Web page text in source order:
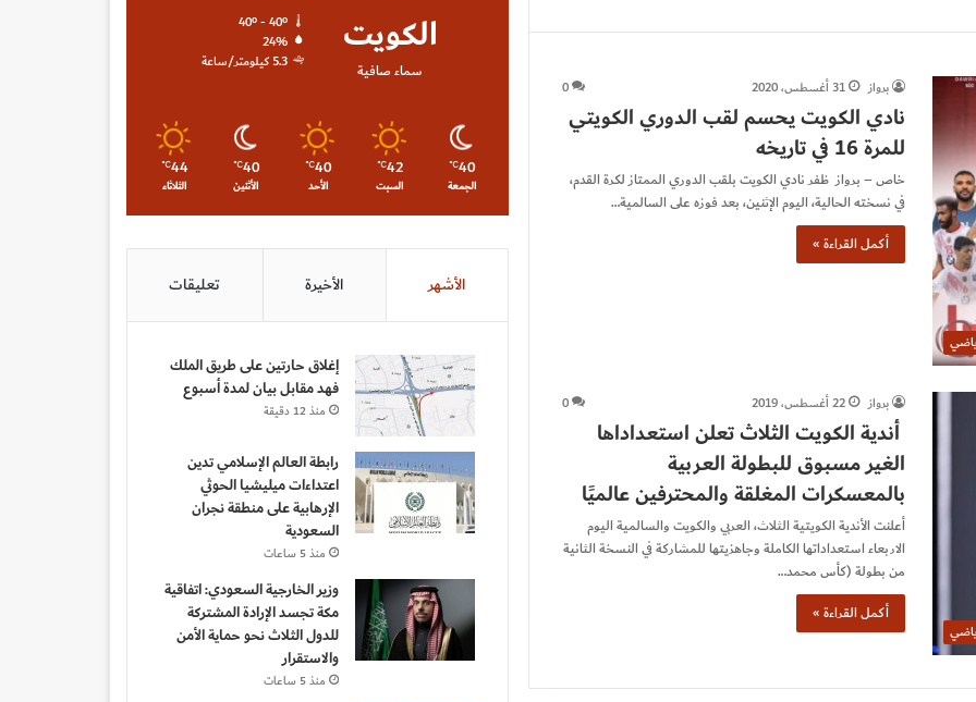
برواز 31 أغسطس، 2020 0
نادي الكويت يحسم لقب الدوري الكويتي
للمرة 16 في تاريخه
خاص – برواز ظفر نادي الكويت بلقب الدوري الممتاز لكرة القدم،
في نسخته الحالية، اليوم الإثنين، بعد فوزه على السالمية…
أكمل القراءة »
برواز 22 أغسطس، 2019 0
أندية الكويت الثلاث تعلن استعداداها
الغير مسبوق للبطولة العربية
بالمعسكرات المغلقة والمحترفين عالميًا
أعلنت الأندية الكويتية الثلاث، العربي والكويت والسالمية اليوم
الاربعاء استعداداتها الكاملة وجاهزيتها للمشاركة في النسخة الثانية
من بطولة (كأس محمد…
أكمل القراءة »
الكويت
سماء صافية
40º - 40º
24%
5.3 كيلومتر/ساعة
40
℃
الجمعة
42
℃
السبت
40
℃
الأحد
40
℃
الأثنين
44
℃
الثلاثاء
الأشهر الأخيرة تعليقات
إغلاق حارتين على طريق الملك
فهد مقابل بيان لمدة أسبوع
منذ 12 دقيقة
رابطة العالم الإسلامي تدين
اعتداءات ميليشيا الحوثي
الإرهابية على منطقة نجران
السعودية
منذ 5 ساعات
وزير الخارجية السعودي: اتفاقية
مكة تجسد الإرادة المشتركة
للدول الثلاث نحو حماية الأمن
والاستقرار
منذ 5 ساعات